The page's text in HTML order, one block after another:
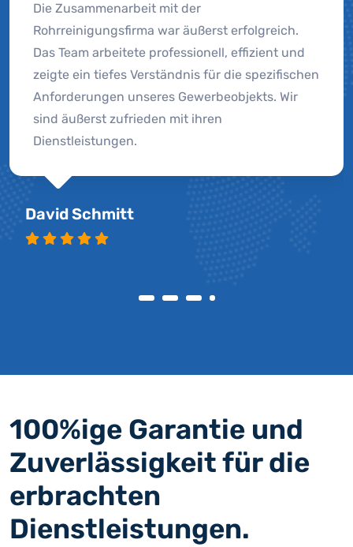
Die Zusammenarbeit mit der
Rohrreinigungsfirma war äußerst erfolgreich.
Das Team arbeitete professionell, effizient und
zeigte ein tiefes Verständnis für die spezifischen
Anforderungen unseres Gewerbeobjekts. Wir
sind äußerst zufrieden mit ihren
Dienstleistungen.
David Schmitt
100%ige Garantie und
Zuverlässigkeit für die
erbrachten
Dienstleistungen.